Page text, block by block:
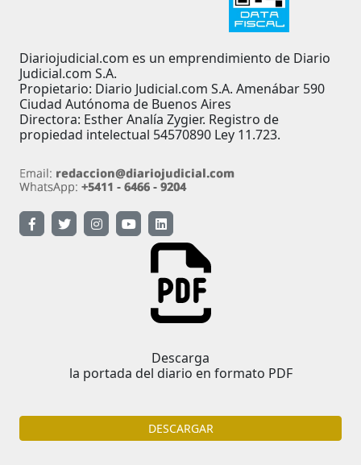
Diariojudicial.com es un emprendimiento de Diario
Judicial.com S.A.
Propietario: Diario Judicial.com S.A. Amenábar 590
Ciudad Autónoma de Buenos Aires
Directora: Esther Analía Zygier. Registro de
propiedad intelectual 54570890 Ley 11.723.
Descarga
la portada del diario en formato PDF
DESCARGAR